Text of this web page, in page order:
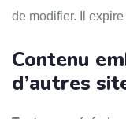
de modifier. Il expire
Contenu
d’autres